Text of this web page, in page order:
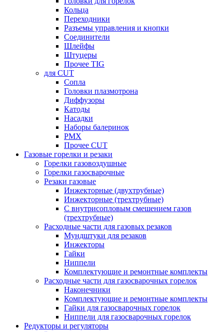
Кольца
Переходники
Разъемы управления и кнопки
Соединители
Шлейфы
Штуцеры
Прочее TIG
для CUT
Сопла
Головки плазмотрона
Диффузоры
Катоды
Насадки
Наборы балеринок
PMX
Прочее CUT
Газовые горелки и резаки
Горелки газовоздушные
Горелки газосварочные
Резаки газовые
Инжекторные (двухтрубные)
Инжекторные (трехтрубные)
С внутрисопловым смешением газов
(трехтрубные)
Расходные части для газовых резаков
Мундштуки для резаков
Инжекторы
Гайки
Ниппели
Комплектующие и ремонтные комплекты
Расходные части для газосварочных горелок
Наконечники
Комплектующие и ремонтные комплекты
Гайки для газосварочных горелок
Ниппели для газосварочных горелок
Редукторы и регуляторы